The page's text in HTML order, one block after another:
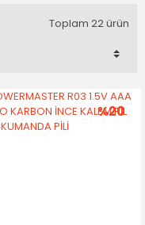
Toplam 22 ürün
%20